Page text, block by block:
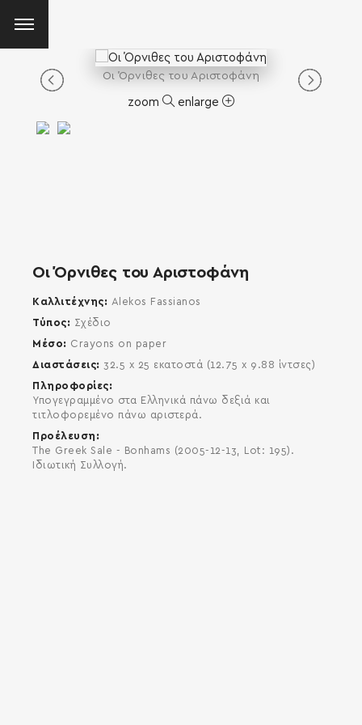
Οι Όρνιθες του Αριστοφάνη
zoom enlarge
Οι Όρνιθες του Αριστοφάνη
Καλλιτέχνης
Alekos Fassianos
Τύπος
Σχέδιο
Μέσο
Crayons on paper
Διαστάσεις
32.5 x 25 εκατοστά (12.75 x 9.88 ίντσες)
Πληροφορίες
Υπογεγραμμένο στα Ελληνικά πάνω δεξιά και
τιτλοφορεμένο πάνω αριστερά.
Προέλευση
The Greek Sale - Bonhams (2005-12-13, Lot: 195).
Ιδιωτική Συλλογή.